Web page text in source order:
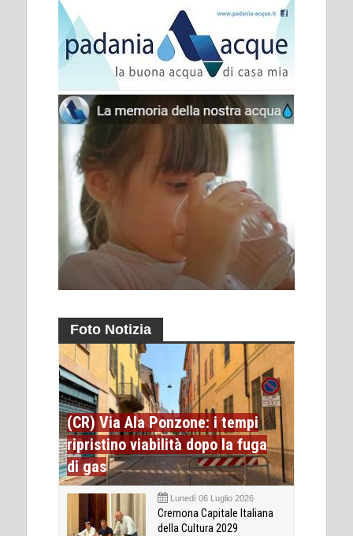
Foto Notizia
(CR) Via Ala Ponzone: i tempi
ripristino viabilità dopo la fuga
di gas
Lunedì 06 Luglio 2026
Cremona Capitale Italiana
della Cultura 2029